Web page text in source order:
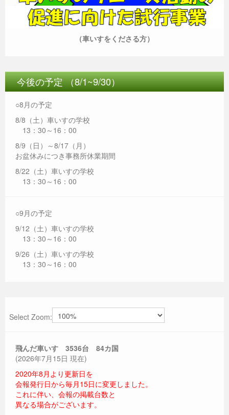
（車いすをくださる方）
今後の予定 （8/1~9/30）
○8月の予定
8/8（土）車いすの学校
13：30～16：00
8/9（日）～8/17（月）
お盆休みにつき事務所休業期間
8/22（土）車いすの学校
13：30～16：00
○9月の予定
9/12（土）車いすの学校
13：30～16：00
9/26（土）車いすの学校
13：30～16：00
Select Zoom:
飛んだ車いす 3536台 84カ国
(2026年7月15日 現在)
2020年8月より更新日を
会報発行日から毎月15日に変更しました。
これに伴い、会報の掲載台数と
異なる場合がございます。